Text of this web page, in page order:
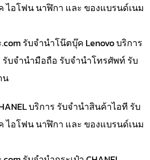
ไอโฟน นาฬิกา และ ของแบรนด์เนม
รับจำนำโน๊ตบุ๊ค Lenovo บริการ
บจำนำมือถือ รับจำนำโทรศัพท์ รับ
น
บริการ รับจำนำสินค้าไอที รับ
ไอโฟน นาฬิกา และ ของแบรนด์เนม